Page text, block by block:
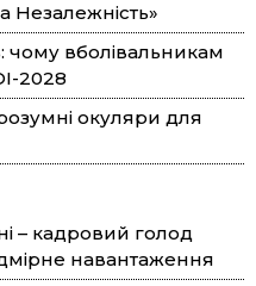
Незалежність»
чому вболівальникам
2028
окуляри для
– кадровий голод
навантаження